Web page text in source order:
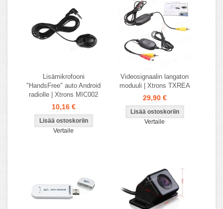
Lisämikrofooni
"HandsFree" auto Android
radiolle | Xtrons MIC002
10,16 €
Vertaile
Videosignaalin langaton
moduuli | Xtrons TXREA
29,90 €
Vertaile